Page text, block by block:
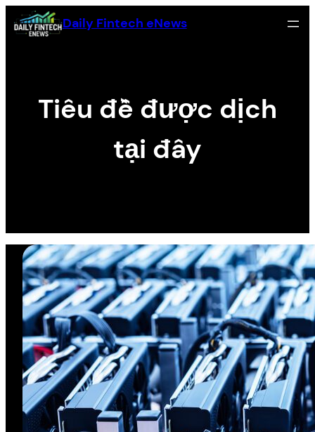
Skip
to
Daily Fintech eNews
Tiêu đề được dịch
tại đây